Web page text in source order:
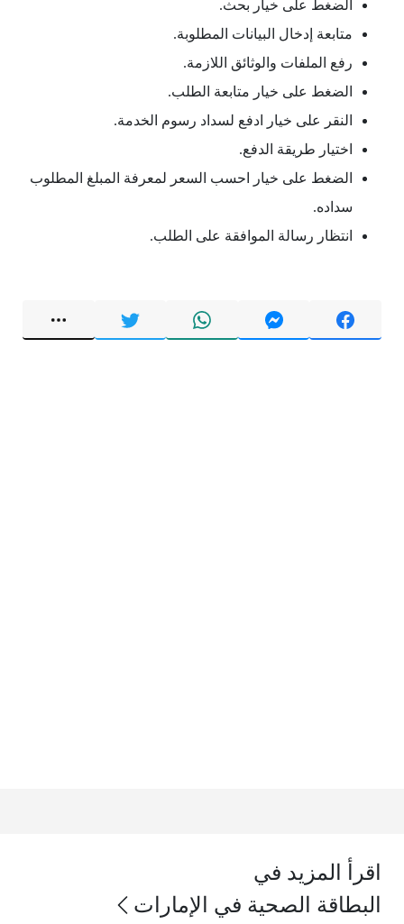
الضغط على خيار بحث.
متابعة إدخال البيانات المطلوبة.
رفع الملفات والوثائق اللازمة.
الضغط على خيار متابعة الطلب.
النقر على خيار ادفع لسداد رسوم الخدمة.
اختيار طريقة الدفع.
الضغط على خيار احسب السعر لمعرفة المبلغ المطلوب
سداده.
انتظار رسالة الموافقة على الطلب.
اقرأ المزيد في
البطاقة الصحية في الإمارات